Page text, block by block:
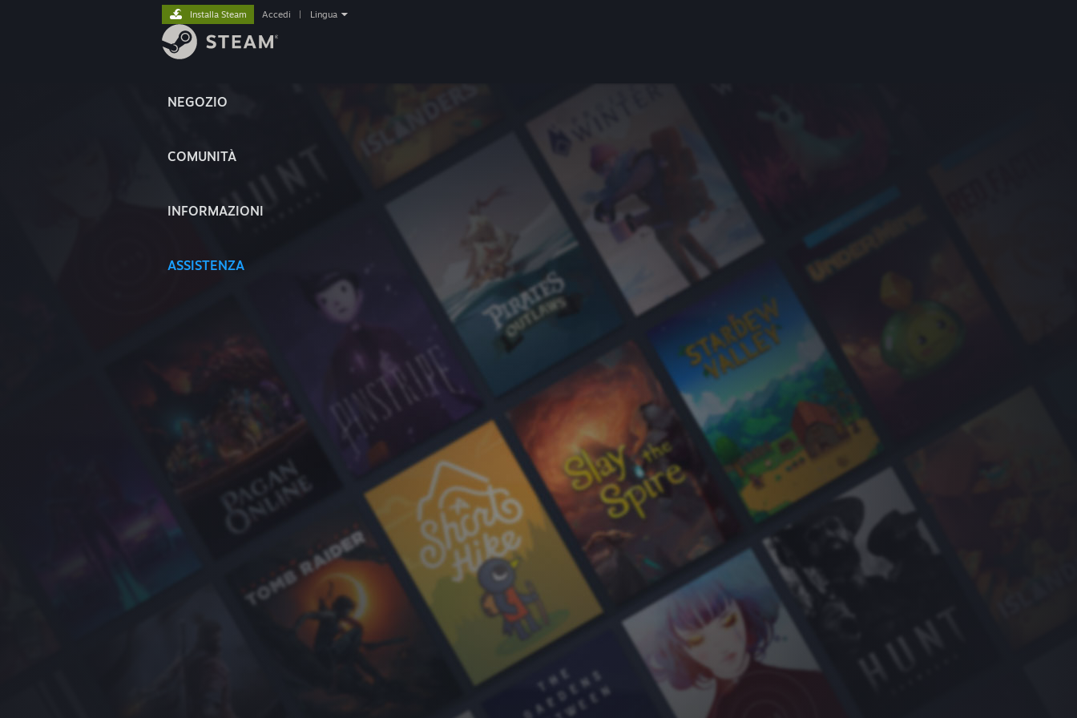
NEGOZIO
COMUNITÀ
INFORMAZIONI
ASSISTENZA
Installa Steam Accedi Lingua